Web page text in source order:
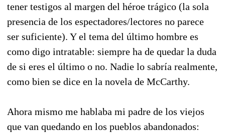
tener testigos al margen del héroe trágico (la sola
presencia de los espectadores/lectores no parece
ser suficiente). Y el tema del último hombre es
como digo intratable: siempre ha de quedar la duda
de si eres el último o no. Nadie lo sabría realmente,
como bien se dice en la novela de McCarthy.
Ahora mismo me hablaba mi padre de los viejos
que van quedando en los pueblos abandonados: